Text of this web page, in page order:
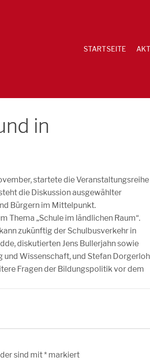
STARTSEITE
in
startete die Veranstaltungsreihe
die Diskussion ausgewählter
Bürgern im Mittelpunkt.
„Schule im ländlichen Raum“.
zukünftig der Schulbusverkehr in
diskutierten Jens Bullerjahn sowie
Wissenschaft, und Stefan
Fragen der Bildungspolitik vor dem
sind mit* markiert